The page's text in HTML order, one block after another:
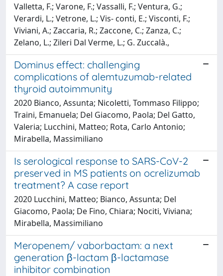
Valletta, F.; Varone, F.; Vassalli, F.; Ventura, G.;
Verardi, L.; Vetrone, L.; Vis- conti, E.; Visconti, F.;
Viviani, A.; Zaccaria, R.; Zaccone, C.; Zanza, C.;
Zelano, L.; Zileri Dal Verme, L.; G. Zuccalà.,
Dominus effect: challenging
complications of alemtuzumab-related
thyroid autoimmunity
2020 Bianco, Assunta; Nicoletti, Tommaso Filippo;
Traini, Emanuela; Del Giacomo, Paola; Del Gatto,
Valeria; Lucchini, Matteo; Rota, Carlo Antonio;
Mirabella, Massimiliano
Is serological response to SARS-CoV-2
preserved in MS patients on ocrelizumab
treatment? A case report
2020 Lucchini, Matteo; Bianco, Assunta; Del
Giacomo, Paola; De Fino, Chiara; Nociti, Viviana;
Mirabella, Massimiliano
Meropenem/ vaborbactam: a next
generation β-lactam β-lactamase
inhibitor combination